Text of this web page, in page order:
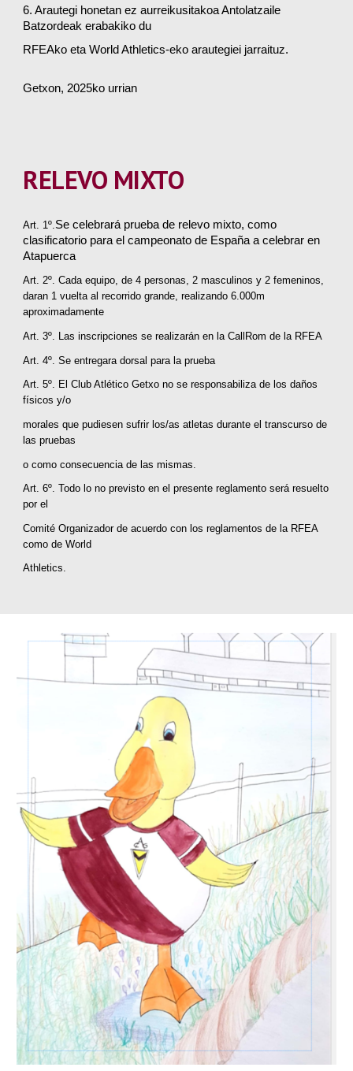
6. Arautegi honetan ez aurreikusitakoa Antolatzaile
Batzordeak erabakiko du
RFEAko eta World Athletics-eko arautegiei jarraituz.
Getxon, 2025ko urrian
RELEVO MIXTO
Art. 1º. Se celebrará prueba de relevo mixto, como
clasificatorio para el campeonato de España a celebrar en
Atapuerca
Art. 2º. Cada equipo, de 4 personas, 2 masculinos y 2 femeninos,
daran 1 vuelta al recorrido grande, realizando 6.000m
aproximadamente
Art. 3º. Las inscripciones se realizarán en la CallRom de la RFEA
Art. 4º. Se entregara dorsal para la prueba
Art. 5º. El Club Atlético Getxo no se responsabiliza de los daños
físicos y/o
morales que pudiesen sufrir los/as atletas durante el transcurso de
las pruebas
o como consecuencia de las mismas.
Art. 6º. Todo lo no previsto en el presente reglamento será resuelto
por el
Comité Organizador de acuerdo con los reglamentos de la RFEA
como de World
Athletics.